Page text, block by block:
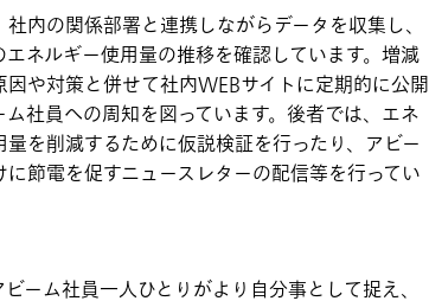
内の関係部署と連携しながらデータを収集し、
エネルギー使用量の推移を確認しています。増減
因や対策と併せて社内WEBサイトに定期的に公開
ム社員への周知を図っています。後者では、エネ
量を削減するために仮説検証を行ったり、アビー
に節電を促すニュースレターの配信等を行ってい
ム社員一人ひとりがより自分事として捉え、